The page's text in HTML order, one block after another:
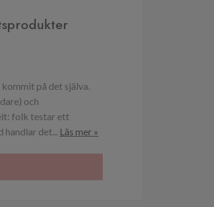
på det själva.
och
folk testar ett
handlar det... Läs mer »